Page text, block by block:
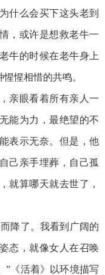
什么会买下这头老到
，或许是想救老牛一
牛的时候在老牛身上
惺相惜的共鸣。
亲眼看着所有亲人一
能为力，最绝望的不
表示无奈。但是，他
己亲手埋葬，自己孤
就算哪天就去世了，
降了。我看到广阔的
态，就像女人在召唤
”《活着》以环境描写